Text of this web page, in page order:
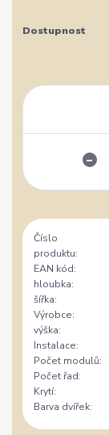
Dostupnost
Číslo
produktu:
EAN kód:
hloubka:
šířka:
Výrobce:
výška:
Instalace:
Počet modulů:
Počet řad:
Krytí:
Barva dvířek: